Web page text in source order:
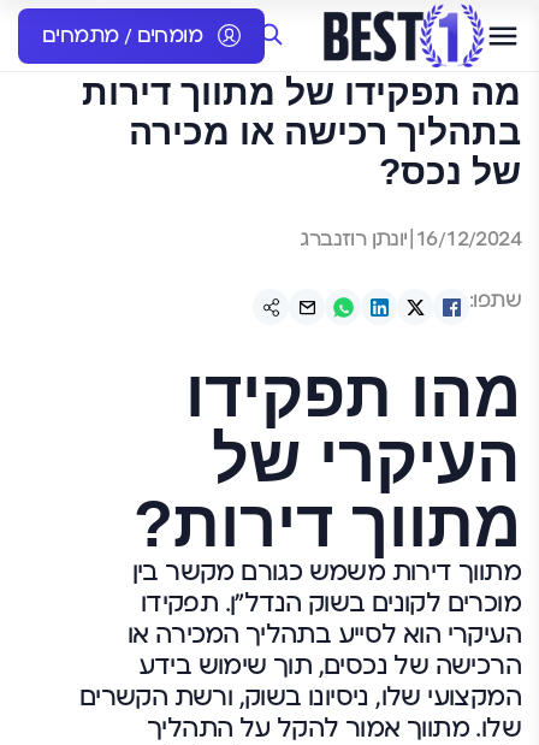
מומחים / מתמחים
מה תפקידו של מתווך דירות
בתהליך רכישה או מכירה
של נכס?
16/12/2024 יונתן רוזנברג
שתפו:
מהו תפקידו
העיקרי של
מתווך דירות?
מתווך דירות משמש כגורם מקשר בין
מוכרים לקונים בשוק הנדל"ן. תפקידו
העיקרי הוא לסייע בתהליך המכירה או
הרכישה של נכסים, תוך שימוש בידע
המקצועי שלו, ניסיונו בשוק, ורשת הקשרים
שלו. מתווך אמור להקל על התהליך